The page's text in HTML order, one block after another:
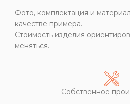
Фото, комплектация и
качестве примера.
Стоимость изделия
меняться.
Собственное